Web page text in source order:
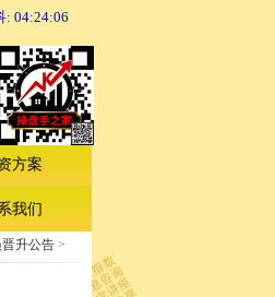
: 04:24:06
方案
我们
升公告 >